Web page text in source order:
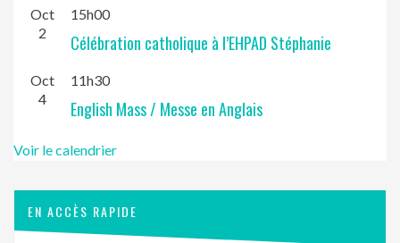
Oct
2
15h00
Célébration catholique à l’EHPAD Stéphanie
Oct
4
11h30
English Mass / Messe en Anglais
Voir le calendrier
EN ACCÈS RAPIDE